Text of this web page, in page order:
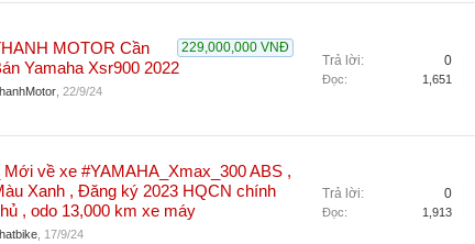
229,000,000 VNĐ
MOTOR Cần
Yamaha Xsr900 2022
22/9/24
Trả lời: 0
Đọc: 1,651
_ Mới về xe #YAMAHA_Xmax_300 ABS ,
Xanh , Đăng ký 2023 HQCN chính
, odo 13,000 km xe máy
17/9/24
Trả lời: 0
Đọc: 1,913